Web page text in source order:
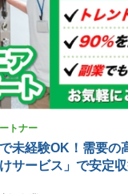
トナー
未経験OK！需要の
サービス」で安定収